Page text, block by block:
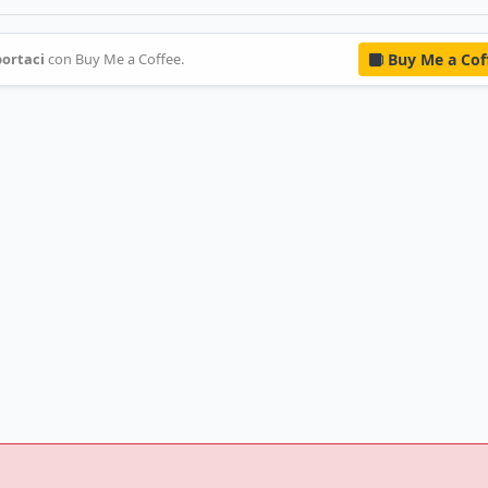
con Buy Me a Coffee. Buy Me a